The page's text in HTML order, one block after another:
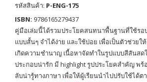
รหัสสินค้า: P-ENG-175
ISBN: 9786165279437
คู่มือเล่มนี้ได้รวมประโยคสนทนาพื้นฐานที่ใช้รอ
แบบสั้นๆ จำได้ง่าย และใช้บ่อย เพื่อเป็นตัวช่วย
เกิดความชำนาญ เนื้อหาจัดทำในรูปแบบสีสันสด
ประกอบน่ารัก มี highlight รูปประโยคสำคัญ พ
ลับน่ารู้ทางภาษา เพื่อให้ผู้เรียนนำไปปรับใช้ได้ต